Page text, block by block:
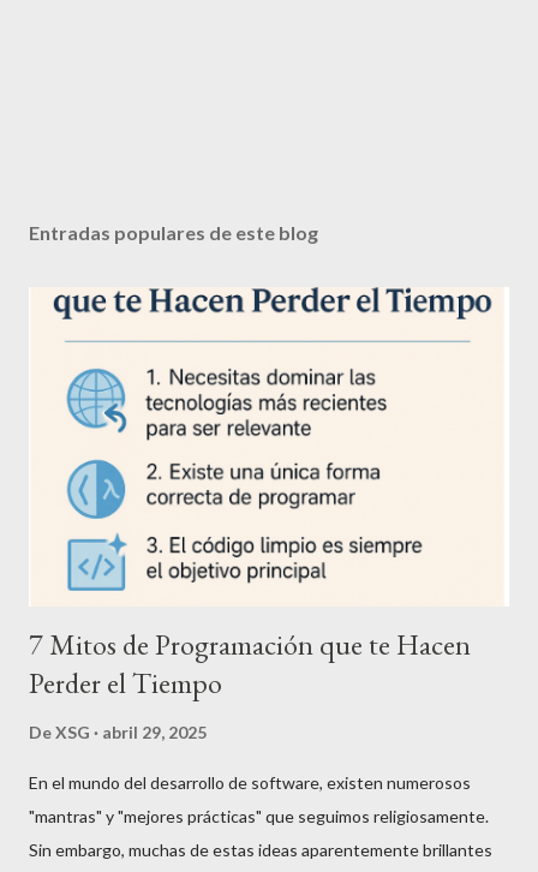
Entradas populares de este blog
7 Mitos de Programación que te Hacen
Perder el Tiempo
DeXSG abril 29, 2025
En el mundo del desarrollo de software, existen numerosos
"mantras" y "mejores prácticas" que seguimos religiosamente.
Sin embargo, muchas de estas ideas aparentemente brillantes